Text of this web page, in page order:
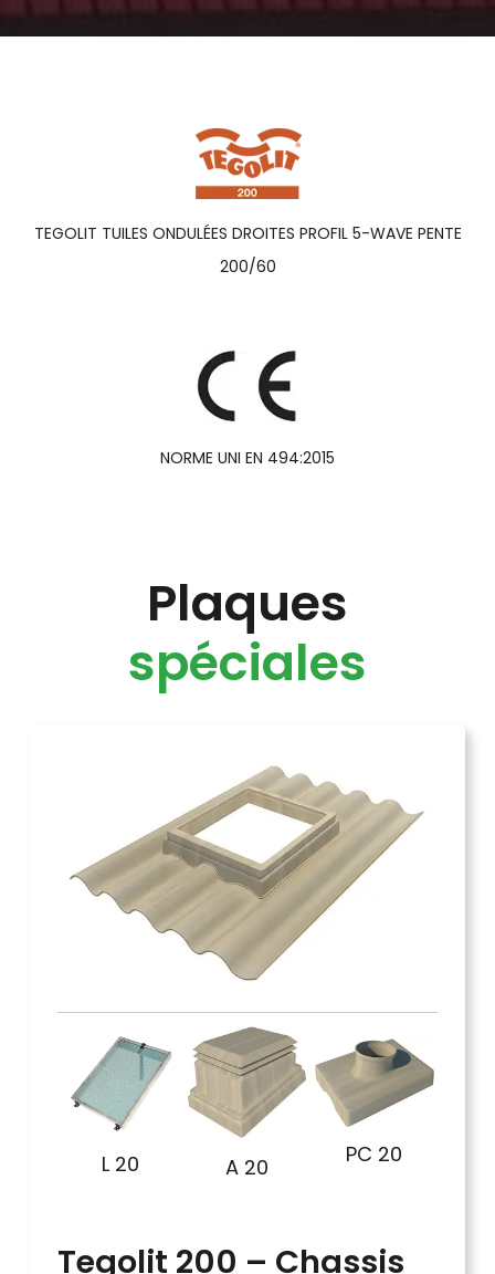
TEGOLIT TUILES ONDULÉES DROITES PROFIL 5-WAVE PENTE
200/60
NORME UNI EN 494:2015
Plaques
spéciales
L 20 A 20 PC 20
Tegolit 200 – Chassis